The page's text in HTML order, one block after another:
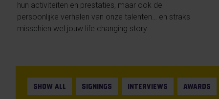
hun activiteiten en prestaties, maar ook de
persoonlijke verhalen van onze talenten… en straks
misschien wel jouw life changing story.
SHOW ALL SIGNINGS INTERVIEWS AWARDS